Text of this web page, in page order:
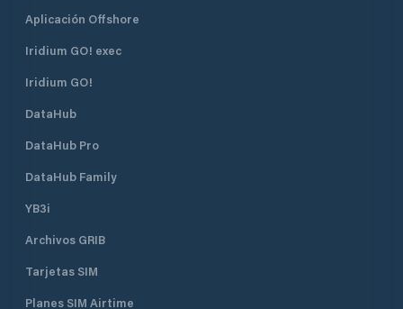
Aplicación Offshore
Iridium GO! exec
Iridium GO!
DataHub
DataHub Pro
DataHub Family
YB3i
Archivos GRIB
Tarjetas SIM
Planes SIM Airtime